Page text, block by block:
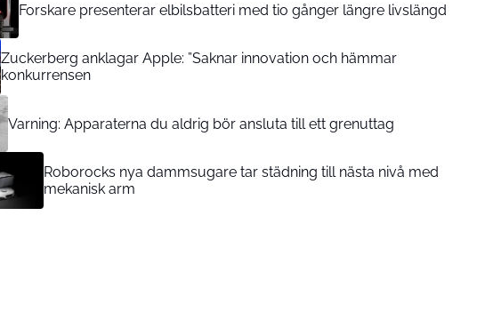
Forskare presenterar elbilsbatteri med tio gånger längre livslängd
Zuckerberg anklagar Apple: ”Saknar innovation och hämmar
konkurrensen
Varning: Apparaterna du aldrig bör ansluta till ett grenuttag
Roborocks nya dammsugare tar städning till nästa nivå med
mekanisk arm